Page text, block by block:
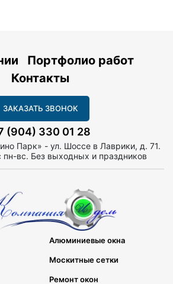
Портфолио работ
Контакты
ЗАКАЗАТЬ ЗВОНОК
(904) 330 01 28
Парк» - ул. Шоссе в Лаврики, д. 71.
пн-вс. Без выходных и праздников
Алюминиевые окна
Москитные сетки
Ремонт окон